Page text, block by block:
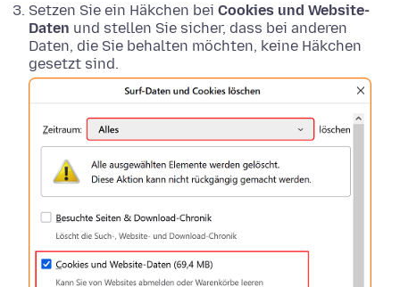
Setzen Sie ein Häkchen bei Cookies und Website-
Daten und stellen Sie sicher, dass bei anderen
Daten, die Sie behalten möchten, keine Häkchen
gesetzt sind.